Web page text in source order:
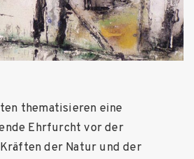
thematisieren eine
Ehrfurcht vor der
der Natur und der